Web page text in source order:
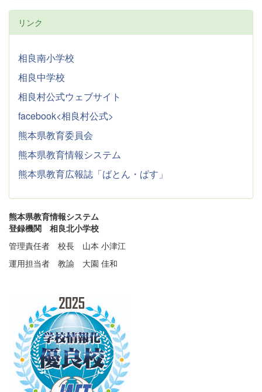
リンク
相良南小学校
相良中学校
相良村公式ウェブサイト
facebook<相良村公式>
熊本県教育委員会
熊本県教育情報システム
熊本県教育広報誌「ばとん・ぱす」
熊本県教育情報システム
登録機関 相良北小学校
管理責任者 校長 山本 小津江
運用担当者 教諭 大園 佳和